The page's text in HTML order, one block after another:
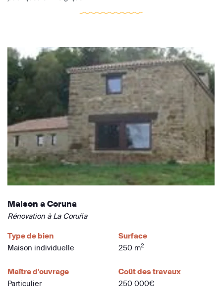
Maison a Coruna
Rénovation à La Coruña
Type de bien
Maison individuelle
Surface
250 m2
Maître d'ouvrage
Particulier
Coût des travaux
250 000€